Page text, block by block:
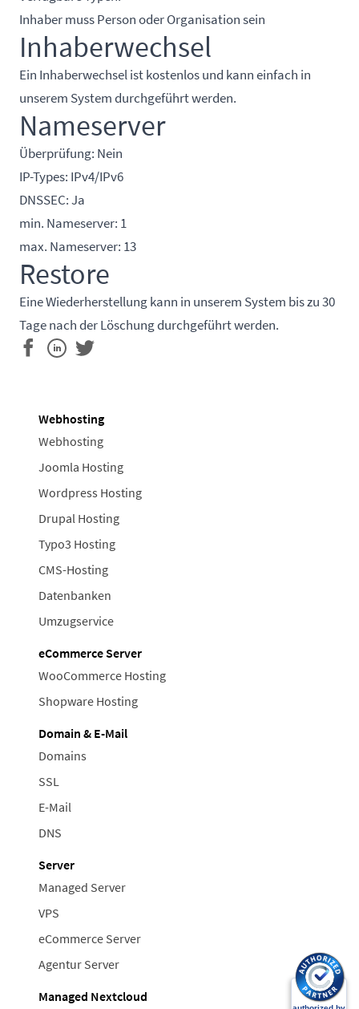
Inhaber muss Person oder Organisation sein
Inhaberwechsel
Ein Inhaberwechsel ist kostenlos und kann einfach in
unserem System durchgeführt werden.
Nameserver
Überprüfung: Nein
IP-Types: IPv4/IPv6
DNSSEC: Ja
min. Nameserver: 1
max. Nameserver: 13
Restore
Eine Wiederherstellung kann in unserem System bis zu 30
Tage nach der Löschung durchgeführt werden.
Webhosting
Webhosting
Joomla Hosting
Wordpress Hosting
Drupal Hosting
Typo3 Hosting
CMS-Hosting
Datenbanken
Umzugservice
eCommerce Server
WooCommerce Hosting
Shopware Hosting
Domain & E-Mail
Domains
SSL
E-Mail
DNS
Server
Managed Server
VPS
eCommerce Server
Agentur Server
Managed Nextcloud